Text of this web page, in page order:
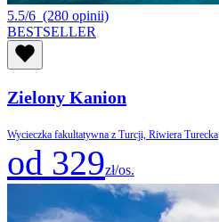
5.5/6 (280 opinii)
BESTSELLER
Zielony Kanion
Wycieczka fakultatywna z Turcji, Riwiera Turecka
od 329zł/os.